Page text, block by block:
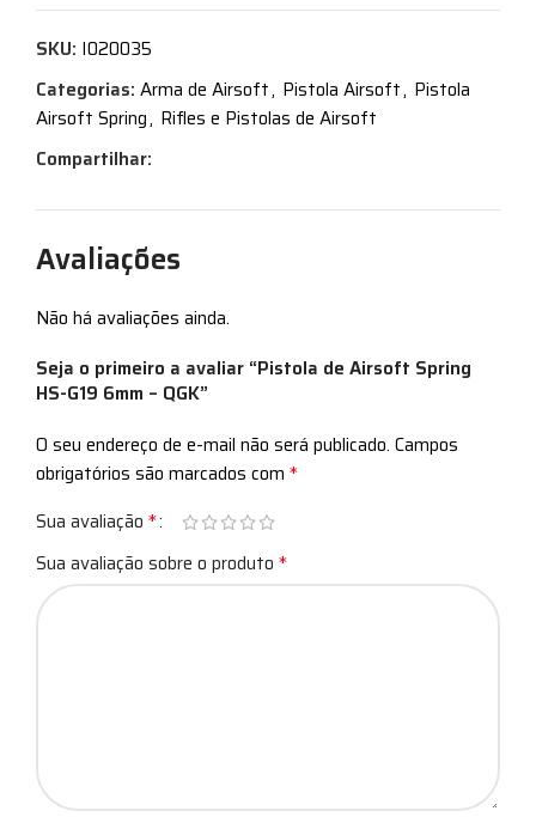
SKU: I020035
Categorias: Arma de Airsoft, Pistola Airsoft, Pistola
Airsoft Spring, Rifles e Pistolas de Airsoft
Compartilhar:
Avaliações
Não há avaliações ainda.
Seja o primeiro a avaliar “Pistola de Airsoft Spring
HS-G19 6mm – QGK”
O seu endereço de e-mail não será publicado. Campos
obrigatórios são marcados com *
Sua avaliação *
Sua avaliação sobre o produto *